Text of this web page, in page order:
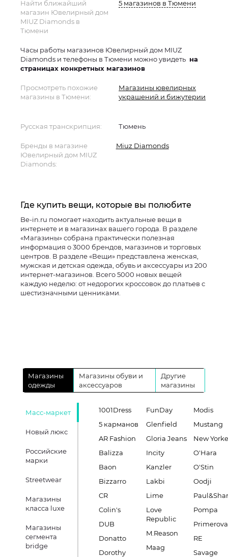
Найти ближайший
магазин Ювелирный дом
MIUZ Diamonds в
Тюмени
5 магазинов в Тюмени
Часы работы магазинов Ювелирный дом MIUZ
Diamonds и телефоны в Тюмени можно увидеть на
страницах конкретных магазинов
Просмотреть похожие
магазины в Тюмени:
Магазины ювелирных
украшений и бижутерии
Русская транскрипция: Тюмень
Бренды в магазине
Ювелирный дом MIUZ
Diamonds:
Miuz Diamonds
Где купить вещи, которые вы полюбите
Be-in.ru помогает находить актуальные вещи в
интернете и в магазинах вашего города. В разделе
«Магазины» собрана практически полезная
информация о 3000 брендов, магазинов и торговых
центров. В разделе «Вещи» представлена женская,
мужская и детская одежда, обувь и аксессуары из 200
интернет-магазинов. Всего 5000 новых вещей
каждую неделю: от недорогих кроссовок до платьев с
шестизначными ценниками.
Магазины
одежды
Магазины обуви и
аксессуаров
Другие
магазины
Масс-маркет
Новый люкс
Российские
марки
Streetwear
Магазины
класса luxe
Магазины
сегмента
bridge
1001Dress
5 карманов
AR Fashion
Balizza
Baon
Bizzarro
CR
Colin's
DUB
Donatto
Dorothy
FunDay
Glenfield
Gloria Jeans
Incity
Kanzler
Lakbi
Lime
Love
Republic
M.Reason
Maag
Modis
Mustang
New
O'Hara
O'Stin
Oodji
Pompa
Primerova
RE
Savage